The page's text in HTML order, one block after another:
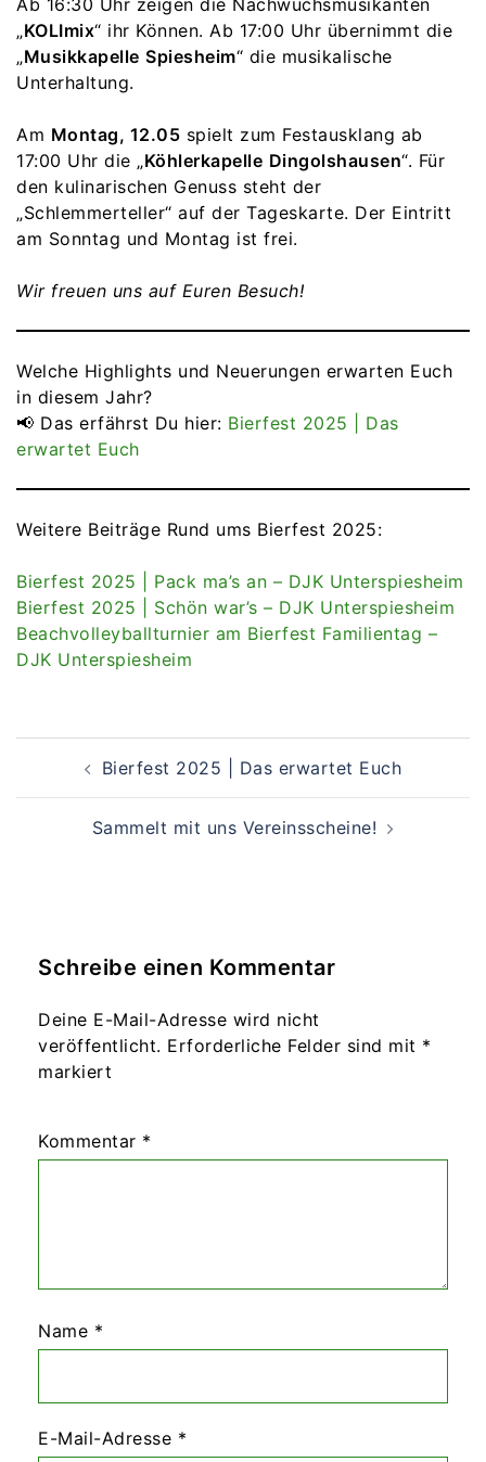
Ab 16:30 Uhr zeigen die Nachwuchsmusikanten
„KOLImix“ ihr Können. Ab 17:00 Uhr übernimmt die
„Musikkapelle Spiesheim“ die musikalische
Unterhaltung.
Am Montag, 12.05 spielt zum Festausklang ab
17:00 Uhr die „Köhlerkapelle Dingolshausen“. Für
den kulinarischen Genuss steht der
„Schlemmerteller“ auf der Tageskarte. Der Eintritt
am Sonntag und Montag ist frei.
Wir freuen uns auf Euren Besuch!
Welche Highlights und Neuerungen erwarten Euch
in diesem Jahr?
📢 Das erfährst Du hier: Bierfest 2025 | Das
erwartet Euch
Weitere Beiträge Rund ums Bierfest 2025:
Bierfest 2025 | Pack ma’s an – DJK Unterspiesheim
Bierfest 2025 | Schön war’s – DJK Unterspiesheim
Beachvolleyballturnier am Bierfest Familientag –
DJK Unterspiesheim
Beitragsnavigation
Bierfest 2025 | Das erwartet Euch
Sammelt mit uns Vereinsscheine!
Schreibe einen Kommentar
Deine E-Mail-Adresse wird nicht
veröffentlicht. Erforderliche Felder sind mit *
markiert
Kommentar *
Name *
E-Mail-Adresse *